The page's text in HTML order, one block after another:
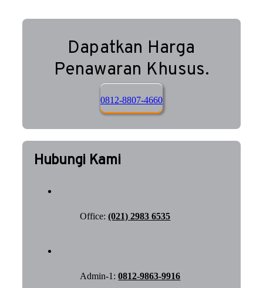
Dapatkan Harga
Penawaran Khusus.
0812-8807-4660
Hubungi Kami
Office:(021) 2983 6535
Admin-1:0812-9863-9916